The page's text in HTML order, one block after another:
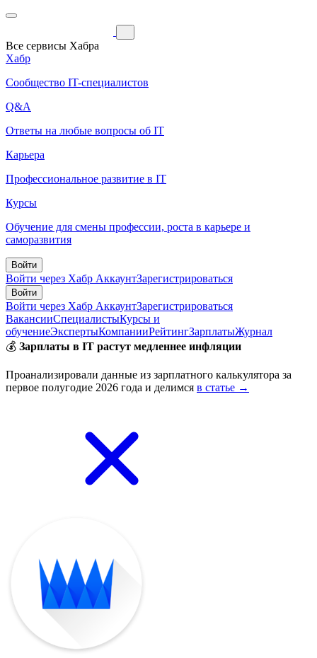
Все сервисы Хабра
Хабр
Сообщество IT-специалистов
Q&A
Ответы на любые вопросы об IT
Карьера
Профессиональное развитие в IT
Курсы
Обучение для смены профессии, роста в карьере и
саморазвития
Войти
Войти через Хабр АккаунтЗарегистрироваться
Войти
Войти через Хабр АккаунтЗарегистрироваться
ВакансииСпециалистыКурсы и
обучениеЭкспертыКомпанииРейтингЗарплатыЖурнал
💰 Зарплаты в IT растут медленнее инфляции
Проанализировали данные из зарплатного калькулятора за
первое полугодие 2026 года и делимся в статье →